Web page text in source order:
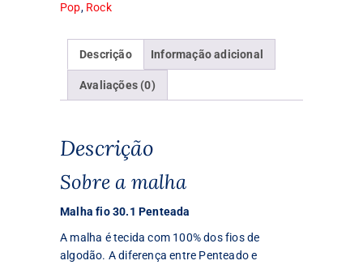
Pop, Rock
Descrição Informação adicional
Avaliações (0)
Descrição
Sobre a malha
Malha fio 30.1 Penteada
A malha é tecida com 100% dos fios de
algodão. A diferença entre Penteado e